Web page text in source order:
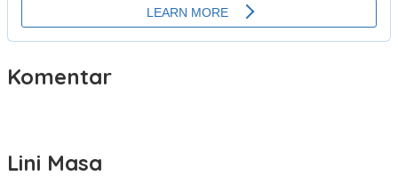
Komentar
Lini Masa